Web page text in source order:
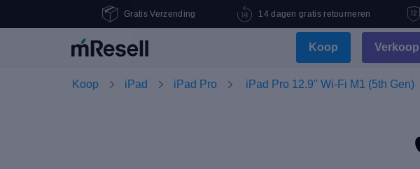
Gratis Verzending 14 dagen gratis retourneren
Koop Verkoop
Koop iPad iPad Pro iPad Pro 12.9" Wi-Fi M1 (5th Gen)